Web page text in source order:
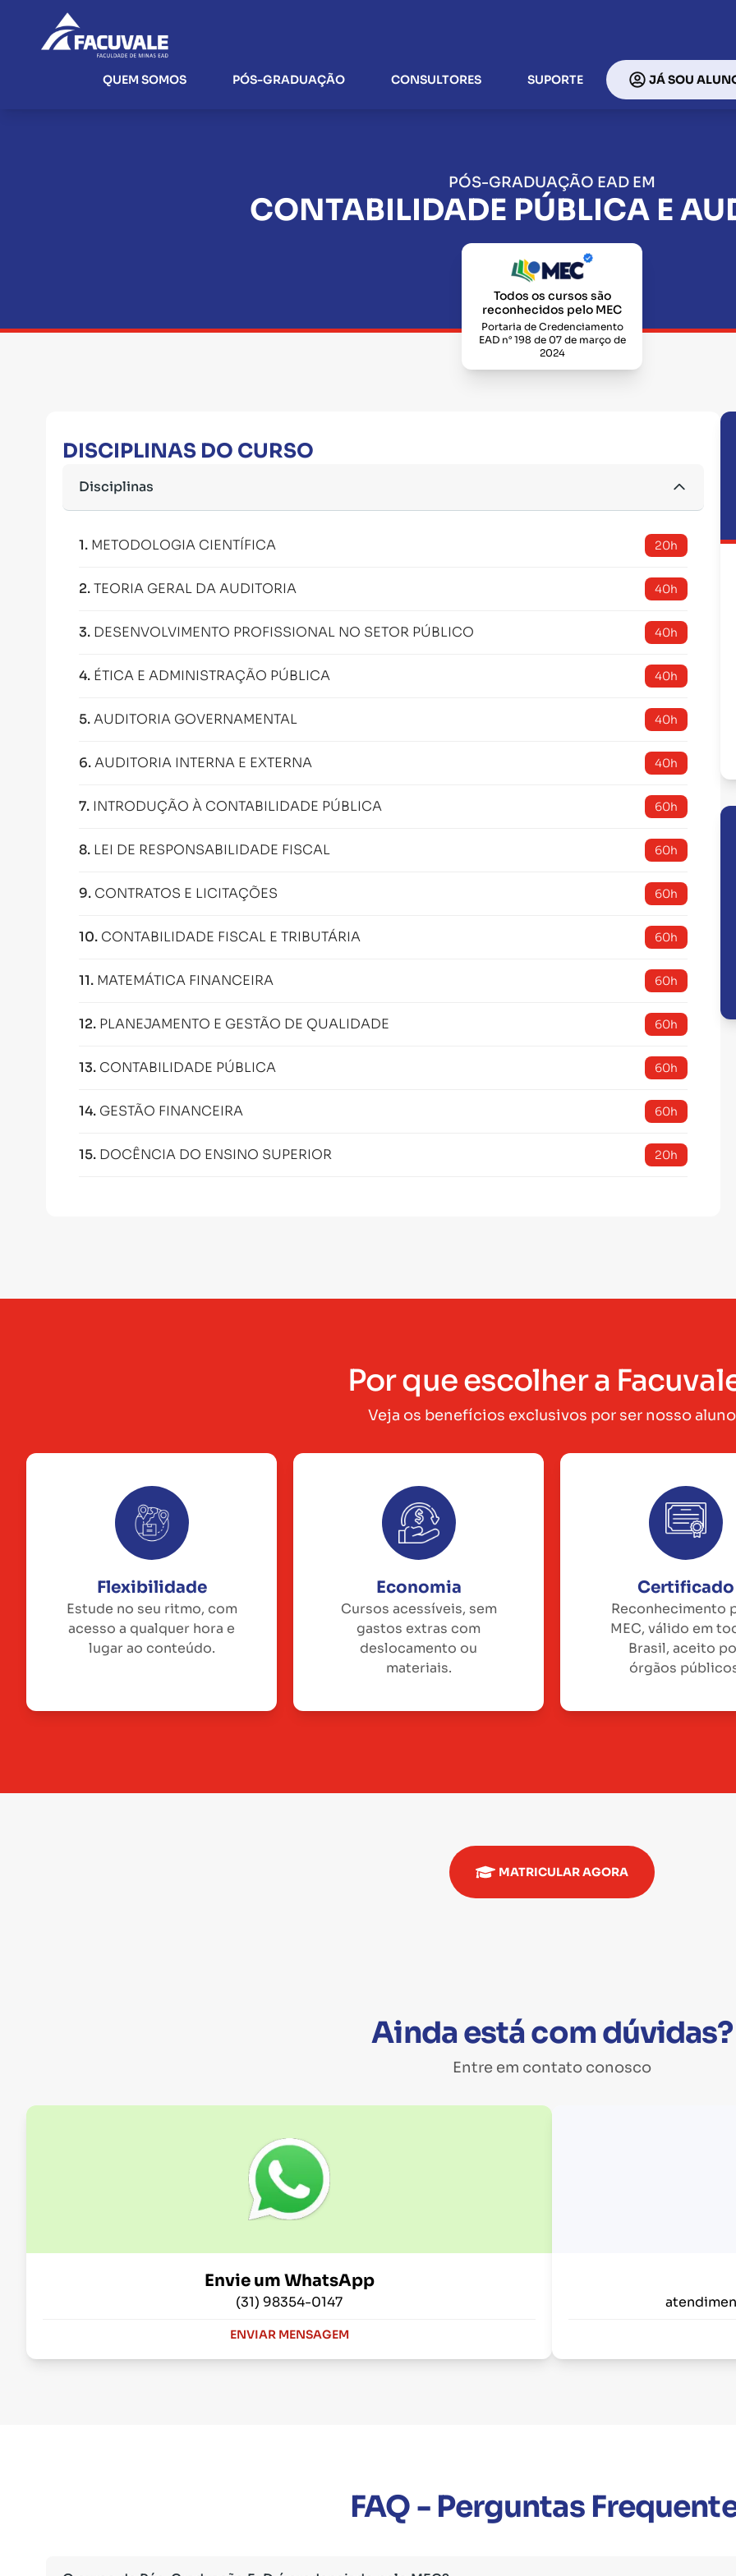
QUEM SOMOS PÓS-GRADUAÇÃO CONSULTORES SUPORTE JÁ SOU
PÓS-GRADUAÇÃO EAD EM
CONTABILIDADE PÚBLICA E
Todos os cursos são
reconhecidos pelo MEC
Portaria de Credenciamento
EAD n° 198 de 07 de março de
2024
DISCIPLINAS DO CURSO
Disciplinas
1. METODOLOGIA CIENTÍFICA 20h
2.TEORIA GERAL DA AUDITORIA 40h
3. DESENVOLVIMENTO PROFISSIONAL NO SETOR PÚBLICO 40h
4. ÉTICA E ADMINISTRAÇÃO PÚBLICA 40h
5.AUDITORIA GOVERNAMENTAL 40h
6.AUDITORIA INTERNA E EXTERNA 40h
7. INTRODUÇÃO À CONTABILIDADE PÚBLICA 60h
8. LEI DE RESPONSABILIDADE FISCAL 60h
9. CONTRATOS E LICITAÇÕES 60h
10. CONTABILIDADE FISCAL E TRIBUTÁRIA 60h
11. MATEMÁTICA FINANCEIRA 60h
12. PLANEJAMENTO E GESTÃO DE QUALIDADE 60h
13. CONTABILIDADE PÚBLICA 60h
14. GESTÃO FINANCEIRA 60h
15. DOCÊNCIA DO ENSINO SUPERIOR 20h
Por que escolher a
Veja os benefícios exclusivos por ser nosso aluno
Flexibilidade
Estude no seu ritmo, com
acesso a qualquer hora e
lugar ao conteúdo.
Economia
Cursos acessíveis, sem
gastos extras com
deslocamento ou
materiais.
Certificado
Reconhecimento
MEC, válido em
Brasil, aceito
órgãos
MATRICULAR AGORA
Ainda está com dúvidas?
Entre em contato conosco
Envie um WhatsApp
(31) 98354-0147
ENVIAR MENSAGEM
FAQ - Perguntas